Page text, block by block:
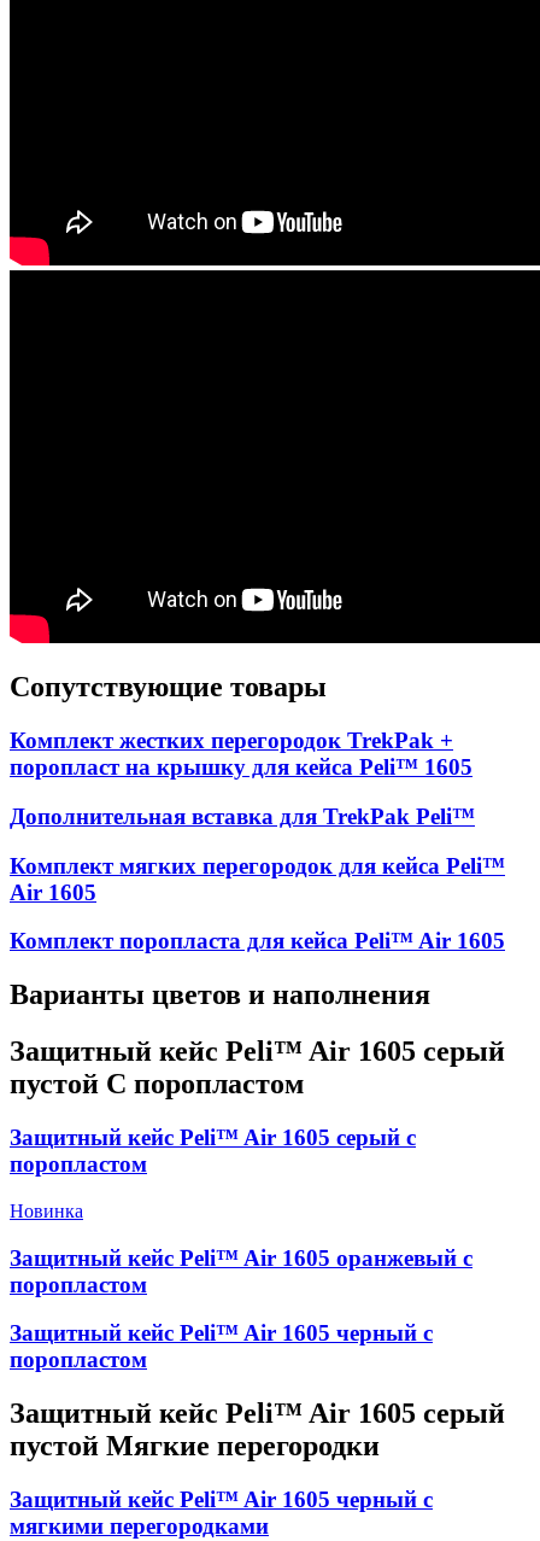
Сопутствующие товары
Комплект жестких перегородок TrekPak +
поропласт на крышку для кейса Peli™ 1605
Дополнительная вставка для TrekPak Peli™
Комплект мягких перегородок для кейса Peli™
Air 1605
Комплект поропласта для кейса Peli™ Air 1605
Варианты цветов и наполнения
Защитный кейс Peli™ Air 1605 серый
пустой С поропластом
Защитный кейс Peli™ Air 1605 серый с
поропластом
Новинка
Защитный кейс Peli™ Air 1605 оранжевый с
поропластом
Защитный кейс Peli™ Air 1605 черный с
поропластом
Защитный кейс Peli™ Air 1605 серый
пустой Мягкие перегородки
Защитный кейс Peli™ Air 1605 черный с
мягкими перегородками